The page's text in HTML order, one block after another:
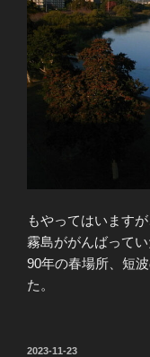
もやってはいます
霧島ががんばって
90年の春場所、短
た。
投
2023-11-23